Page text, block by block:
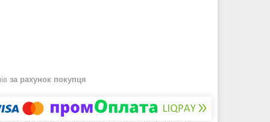
за рахунок покупця